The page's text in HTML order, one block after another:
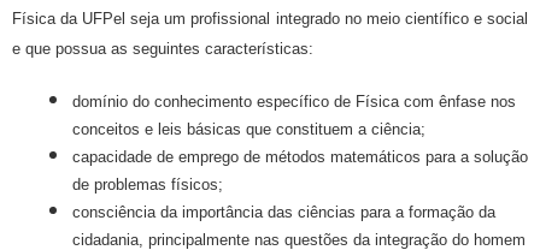
Física da UFPel seja um profissional integrado no meio científico e social
e que possua as seguintes características:
domínio do conhecimento específico de Física com ênfase nos
conceitos e leis básicas que constituem a ciência;
capacidade de emprego de métodos matemáticos para a solução
de problemas físicos;
consciência da importância das ciências para a formação da
cidadania, principalmente nas questões da integração do homem